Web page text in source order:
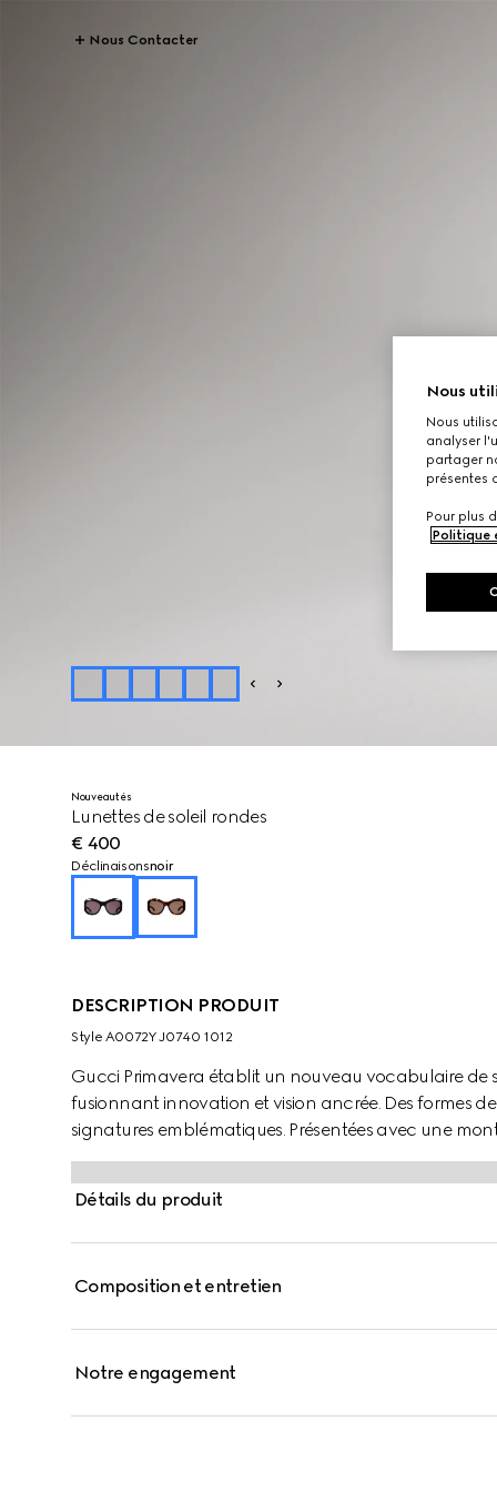
Nous Contacter
Nouveautés
Lunettes de soleil rondes
€ 400
Déclinaisonsnoir
DESCRIPTION PRODUIT
Style ‎A0072Y J0740 1012
Gucci Primavera établit un nouveau vocabulaire de
fusionnant innovation et vision ancrée. Des formes
signatures emblématiques. Présentées avec une
lunettes de soleil sont dotées d'un Double G au profil
Détails du produit
Composition et entretien
Notre engagement
Nous
Nous
analyser
partager
présentes
Pour plus
Politique